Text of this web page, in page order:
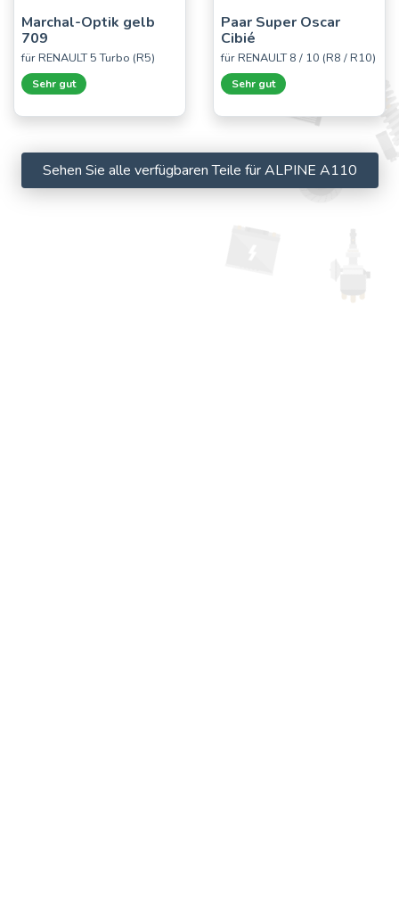
Marchal-Optik gelb
709
für RENAULT 5 Turbo (R5)
Sehr gut
Paar Super Oscar
Cibié
für RENAULT 8 / 10 (R8 / R10)
Sehr gut
Sehen Sie alle verfügbaren Teile für ALPINE A110